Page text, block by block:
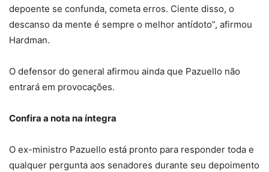
depoente se confunda, cometa erros. Ciente disso, o
descanso da mente é sempre o melhor antídoto”, afirmou
Hardman.
O defensor do general afirmou ainda que Pazuello não
entrará em provocações.
Confira a nota na íntegra
O ex-ministro Pazuello está pronto para responder toda e
qualquer pergunta aos senadores durante seu depoimento